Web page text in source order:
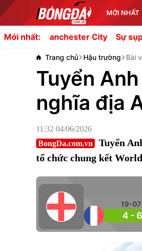
MỚI NHẤT
Mới nhất: City Sự sụp đổ của
Trang chủ Hậu trường Bài
Tuyển
nghĩa địa
11:32 04/06/2026
BongDa.com.vn
Tuyển
tổ chức chung kết
19-07
4 - 6